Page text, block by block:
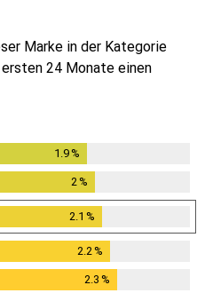
Marke in der Kategorie
24 Monate einen
1.9%
2 %
2.1 %
2.2 %
2.3 %